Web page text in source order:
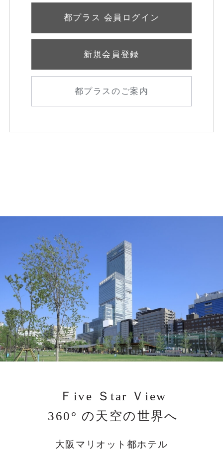
都プラス 会員ログイン
新規会員登録
都プラスのご案内
Ｆive Ｓtar Ｖiew
360° の天空の世界へ
大阪マリオット都ホテル